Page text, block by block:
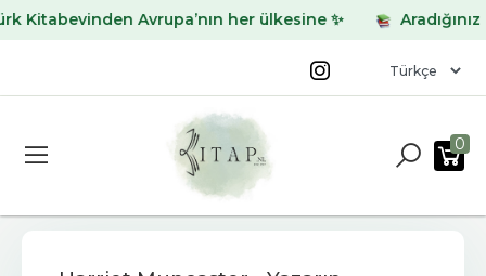
Avrupa’nın her ülkesine ✨ Aradığınız kitabı
0